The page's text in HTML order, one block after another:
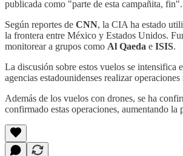
publicada como "parte de esta campañita, fin".
Según reportes de CNN, la CIA ha estado
la frontera entre México y Estados Unidos.
monitorear a grupos como Al Qaeda e ISIS.
La discusión sobre estos vuelos se intensifica
agencias estadounidenses realizar
Además de los vuelos con drones, se ha
confirmado estas operaciones, aumentando